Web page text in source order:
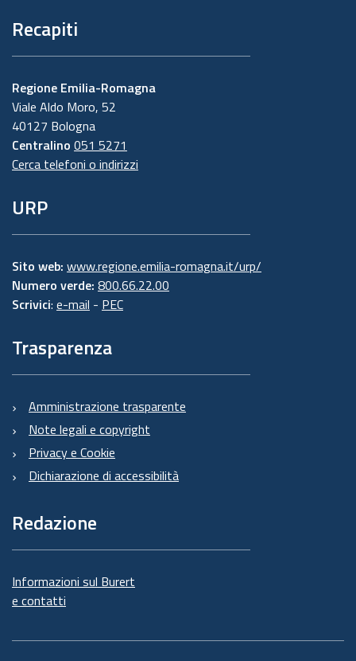
Recapiti
Regione Emilia-Romagna
Viale Aldo Moro, 52
40127 Bologna
Centralino 051 5271
Cerca telefoni o indirizzi
URP
Sito web: www.regione.emilia-romagna.it/urp/
Numero verde: 800.66.22.00
Scrivici: e-mail - PEC
Trasparenza
Amministrazione trasparente
Note legali e copyright
Privacy e Cookie
Dichiarazione di accessibilità
Redazione
Informazioni sul Burert
e contatti